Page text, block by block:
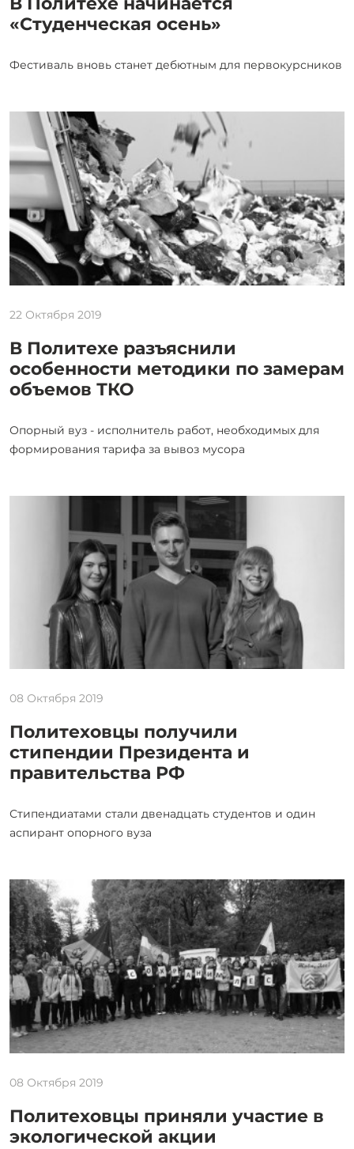
«Студенческая осень»
Фестиваль вновь станет дебютным для первокурсников
22 Октября 2019
В Политехе разъяснили
особенности методики по замерам
объемов ТКО
Опорный вуз - исполнитель работ, необходимых для
формирования тарифа за вывоз мусора
08 Октября 2019
Политеховцы получили
стипендии Президента и
правительства РФ
Стипендиатами стали двенадцать студентов и один
аспирант опорного вуза
08 Октября 2019
Политеховцы приняли участие в
экологической акции